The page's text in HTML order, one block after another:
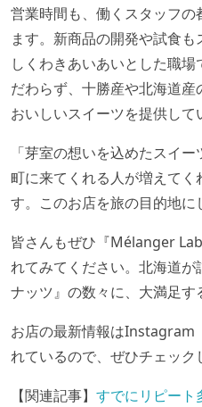
営業時間も、働くスタッフ
ます。新商品の開発や試食
しくわきあいあいとした職
だわらず、十勝産や北海道産
おいしいスイーツを提供して
「芽室の想いを込めたスイ
町に来てくれる人が増えてく
す。このお店を旅の目的地に
皆さんもぜひ『Mélanger
れてみてください。北海道
ナッツ』の数々に、大満足す
お店の最新情報はInstagram
れているので、ぜひチェック
【関連記事】 すでにリピート